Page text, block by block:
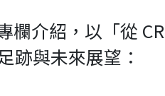
介紹，以「從
跡與未來展望：